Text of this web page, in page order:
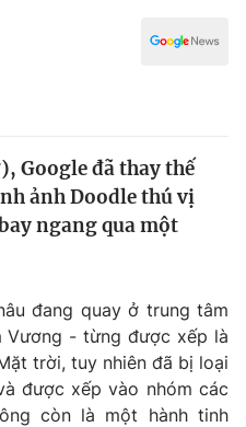
Google đã thay thế
ảnh Doodle thú vị
ngang qua một
đang quay ở trung tâm
Vương - từng được xếp là
trời, tuy nhiên đã bị loại
được xếp vào nhóm các
còn là một hành tinh